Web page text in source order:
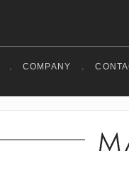
. COMPANY .